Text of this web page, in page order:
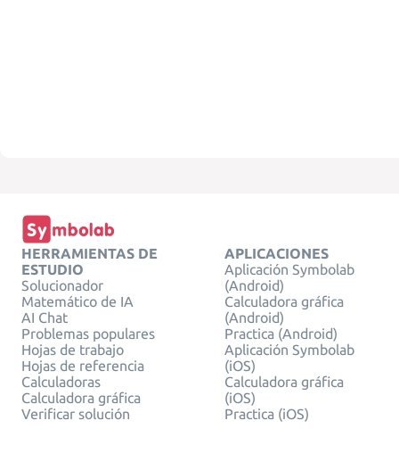
HERRAMIENTAS DE
ESTUDIO
Solucionador
Matemático de IA
AI Chat
Problemas populares
Hojas de trabajo
Hojas de referencia
Calculadoras
Calculadora gráfica
Verificar solución
APLICACIONES
Aplicación Symbolab
(Android)
Calculadora gráfica
(Android)
Practica (Android)
Aplicación Symbolab
(iOS)
Calculadora gráfica
(iOS)
Practica (iOS)